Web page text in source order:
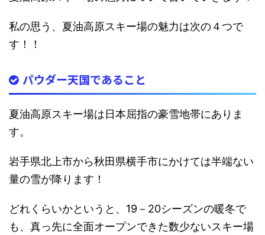
私の思う、夏油高原スキー場の魅力は次の４つで
す！！
パウダー天国であること
夏油高原スキー場は日本屈指の豪雪地帯にありま
す。
岩手県北上市から秋田県横手市にかけては半端ない
量の雪が降ります！
どれくらいかというと、19－20シーズンの暖冬で
も、真っ先に全面オープンできた数少ないスキー場